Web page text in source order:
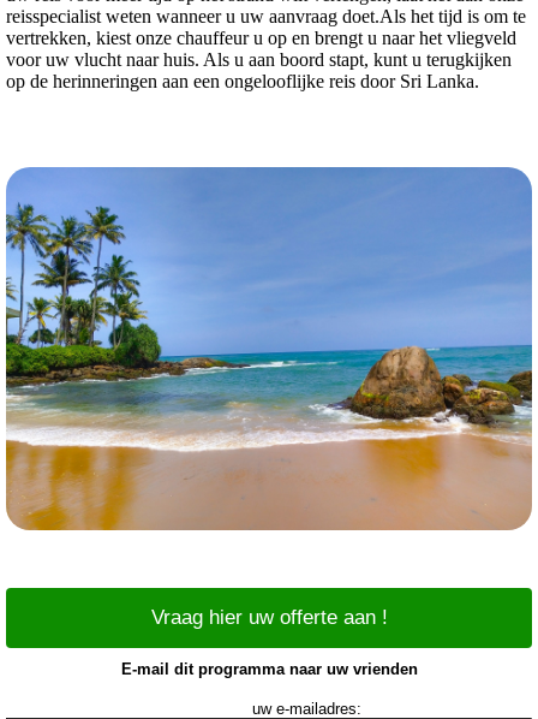
reisspecialist weten wanneer u uw aanvraag doet.Als het tijd is om te
vertrekken, kiest onze chauffeur u op en brengt u naar het vliegveld
voor uw vlucht naar huis. Als u aan boord stapt, kunt u terugkijken
op de herinneringen aan een ongelooflijke reis door Sri Lanka.
Vraag hier uw offerte aan !
E-mail dit programma naar uw vrienden
uw e-mailadres: